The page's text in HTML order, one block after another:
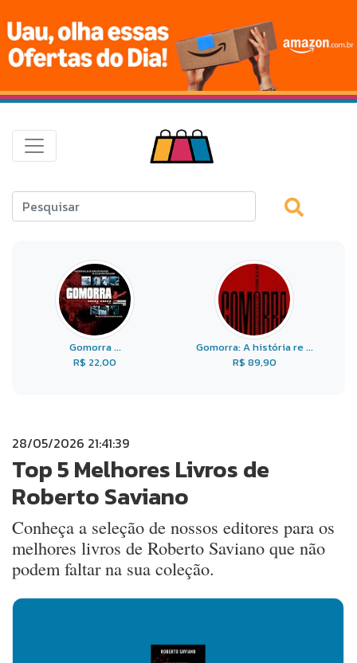
Gomorra ...
R$ 22,00
Gomorra: A história re ...
R$ 89,90
28/05/2026 21:41:39
Top 5 Melhores Livros de
Roberto Saviano
Conheça a seleção de nossos editores para os
melhores livros de Roberto Saviano que não
podem faltar na sua coleção.